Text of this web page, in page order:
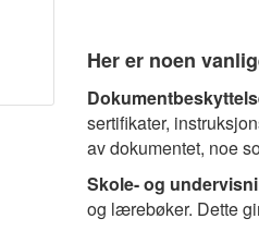
Her er noen
sertifikater,
av dokumentet, noe
Skole- og
og lærebøker. Dette